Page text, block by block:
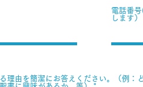
電話番
します）
理由を簡潔にお答えください。（例：